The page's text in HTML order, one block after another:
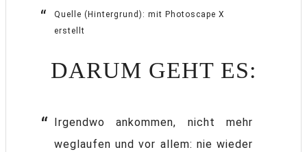
Quelle (Hintergrund): mit Photoscape X
erstellt
DARUM GEHT ES:
Irgendwo ankommen, nicht mehr
weglaufen und vor allem: nie wieder